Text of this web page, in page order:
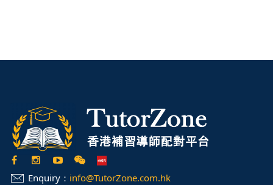
Enquiry： info@TutorZone.com.hk